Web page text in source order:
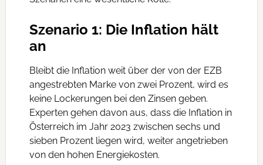
Szenario 1: Die Inflation hält
an
Bleibt die Inflation weit über der von der EZB
angestrebten Marke von zwei Prozent, wird es
keine Lockerungen bei den Zinsen geben.
Experten gehen davon aus, dass die Inflation in
Österreich im Jahr 2023 zwischen sechs und
sieben Prozent liegen wird, weiter angetrieben
von den hohen Energiekosten.